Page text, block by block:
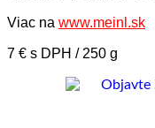
Viac na www.meinl.sk
7 € s DPH / 250 g